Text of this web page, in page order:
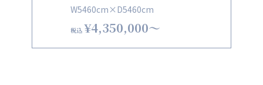
W5460cm×D5460cm
税込 ¥4,350,000〜